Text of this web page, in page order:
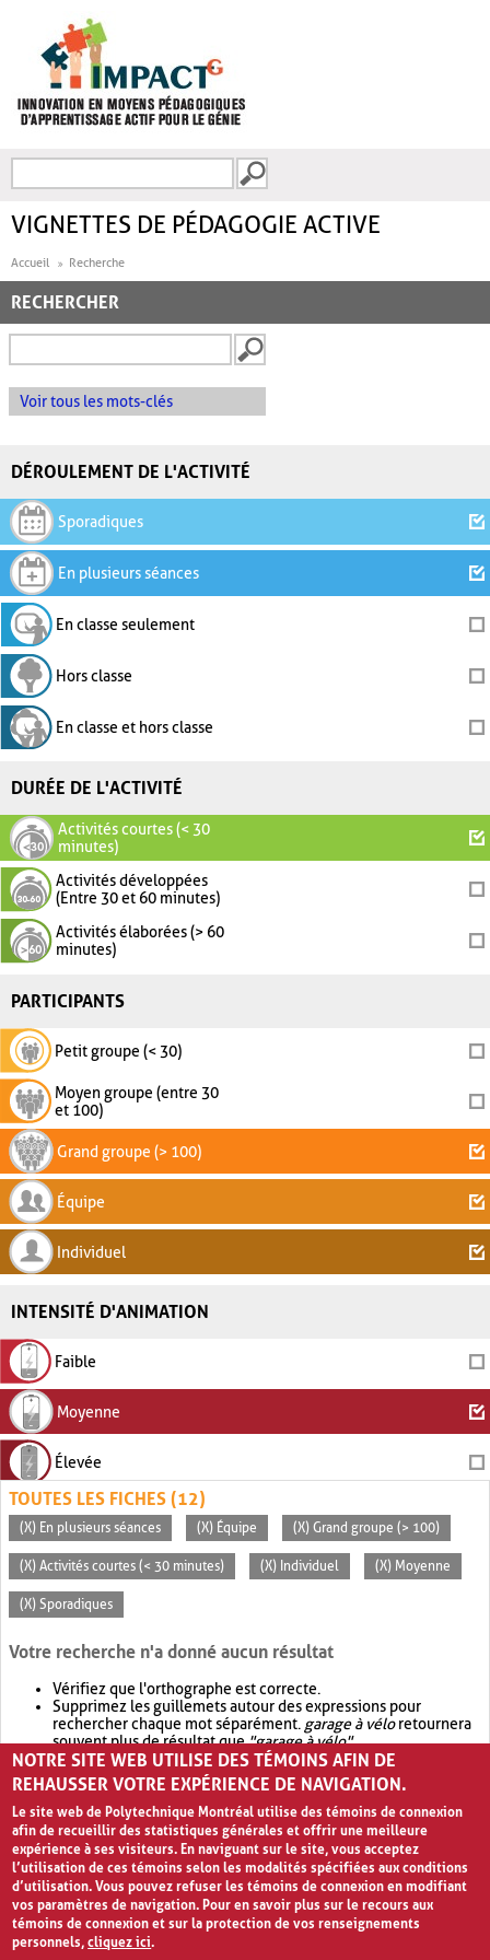
FORMULAIRE DE
VIGNETTES DE PÉDAGOGIE ACTIVE
Accueil Recherche
RECHERCHER
Voir tous les mots-clés
DÉROULEMENT DE L'ACTIVITÉ
Sporadiques
En plusieurs séances
En classe seulement
Hors classe
En classe et hors classe
DURÉE DE L'ACTIVITÉ
Activités courtes (< 30
minutes)
Activités développées
(Entre 30 et 60 minutes)
Activités élaborées (> 60
minutes)
PARTICIPANTS
Petit groupe (< 30)
Moyen groupe (entre 30
et 100)
Grand groupe (> 100)
Équipe
Individuel
INTENSITÉ D'ANIMATION
Faible
Moyenne
Élevée
TOUTES LES FICHES (12)
(X) En plusieurs séances (X) Équipe (X) Grand groupe (> 100)
(X) Activités courtes (< 30 minutes) (X) Individuel (X) Moyenne
(X) Sporadiques
Votre recherche n'a donné aucun résultat
Vérifiez que l'orthographe est correcte.
Supprimez les guillemets autour des expressions pour
rechercher chaque mot séparément. garage à véloretournera
souvent plus de résultat que"garage à vélo".
Envisagez d'élargir votre recherche avec OR.garage OR vélo
retournera souvent plus de résultat quegarage à vélo
NOTRE SITE WEB UTILISE DES TÉMOINS AFIN DE
REHAUSSER VOTRE EXPÉRIENCE DE NAVIGATION.
Le site web de Polytechnique Montréal utilise des témoins de connexion
afin de recueillir des statistiques générales et offrir une meilleure
expérience à ses visiteurs. En naviguant sur le site, vous acceptez
l’utilisation de ces témoins selon les modalités spécifiées aux conditions
d’utilisation. Vous pouvez refuser les témoins de connexion en modifiant
vos paramètres de navigation. Pour en savoir plus sur le recours aux
témoins de connexion et sur la protection de vos renseignements
personnels,cliquez ici.